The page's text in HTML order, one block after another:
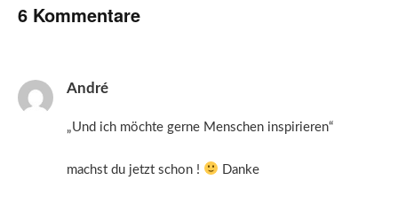
6 Kommentare
André
„Und ich möchte gerne Menschen inspirieren“
machst du jetzt schon ! Danke